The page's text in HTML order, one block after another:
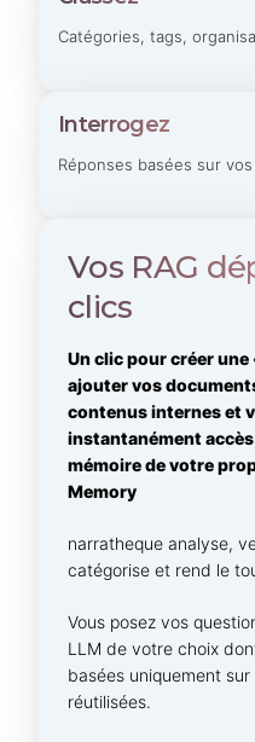
Catégories, tags,
Interrogez
Réponses basées sur
Vos RAG
clics
Un clic pour créer une
ajouter vos
contenus internes et
instantanément accès
mémoire de votre
Memory
narratheque analyse,
catégorise et rend le
Vous posez vos
LLM de votre choix
basées uniquement
réutilisées.